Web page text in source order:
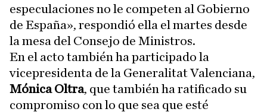
especulaciones no le competen al Gobierno
de España», respondió ella el martes desde
la mesa del Consejo de Ministros.
En el acto también ha participado la
vicepresidenta de la Generalitat Valenciana,
Mónica Oltra, que también ha ratificado su
compromiso con lo que sea que esté